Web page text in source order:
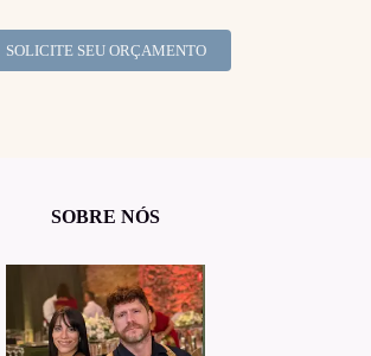
SOLICITE SEU ORÇAMENTO
SOBRE NÓS